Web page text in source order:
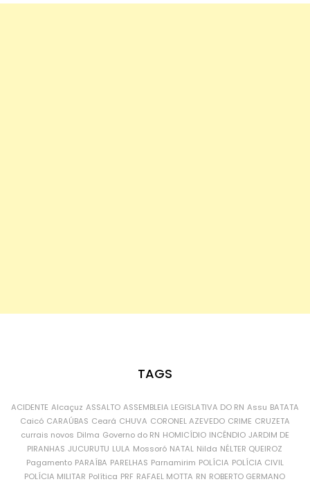
TAGS
ACIDENTE Alcaçuz ASSALTO ASSEMBLEIA LEGISLATIVA DO RN Assu BATATA
Caicó CARAÚBAS Ceará CHUVA CORONEL AZEVEDO CRIME CRUZETA
currais novos Dilma Governo do RN HOMICÍDIO INCÊNDIO JARDIM DE
PIRANHAS JUCURUTU LULA Mossoró NATAL Nilda NÉLTER QUEIROZ
Pagamento PARAÍBA PARELHAS Parnamirim POLÍCIA POLÍCIA CIVIL
POLÍCIA MILITAR Política PRF RAFAEL MOTTA RN ROBERTO GERMANO